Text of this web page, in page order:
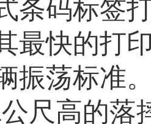
条码标签
最快的打
振荡标准
尺高的落